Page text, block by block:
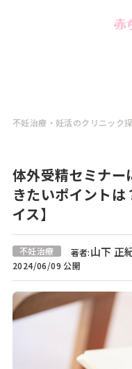
不妊治療・妊活のクリニック
体外受精セミナー
きたいポイント
イス】
不妊治療 著者:山下 正
2024/06/09 公開